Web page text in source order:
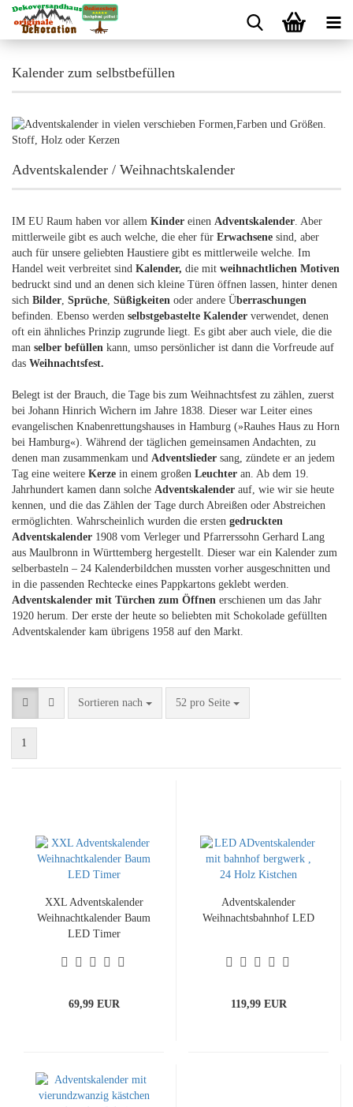
Kalender zum selbstbefüllen
Adventskalender / Weihnachtskalender
IM EU Raum haben vor allem Kinder einen Adventskalender. Aber
mittlerweile gibt es auch welche, die eher für Erwachsene sind, aber
auch für unsere geliebten Haustiere gibt es mittlerweile welche. Im
Handel weit verbreitet sind Kalender, die mit weihnachtlichen Motiven
bedruckt sind und an denen sich kleine Türen öffnen lassen, hinter denen
sich Bilder, Sprüche, Süßigkeiten oder andere Überraschungen
befinden. Ebenso werden selbstgebastelte Kalender verwendet, denen
oft ein ähnliches Prinzip zugrunde liegt. Es gibt aber auch viele, die die
man selber befüllen kann, umso persönlicher ist dann die Vorfreude auf
das Weihnachtsfest.
Belegt ist der Brauch, die Tage bis zum Weihnachtsfest zu zählen, zuerst
bei Johann Hinrich Wichern im Jahre 1838. Dieser war Leiter eines
evangelischen Knabenrettungshauses in Hamburg (»Rauhes Haus zu Horn
bei Hamburg«). Während der täglichen gemeinsamen Andachten, zu
denen man zusammenkam und Adventslieder sang, zündete er an jedem
Tag eine weitere Kerze in einem großen Leuchter an. Ab dem 19.
Jahrhundert kamen dann solche Adventskalender auf, wie wir sie heute
kennen, und die das Zählen der Tage durch Abreißen oder Abstreichen
ermöglichten. Wahrscheinlich wurden die ersten gedruckten
Adventskalender 1908 vom Verleger und Pfarrerssohn Gerhard Lang
aus Maulbronn in Württemberg hergestellt. Dieser war ein Kalender zum
selberbasteln – 24 Kalenderbildchen mussten vorher ausgeschnitten und
in die passenden Rechtecke eines Pappkartons geklebt werden.
Adventskalender mit Türchen zum Öffnen erschienen um das Jahr
1920 herum. Der erste der heute so beliebten mit Schokolade gefüllten
Adventskalender kam übrigens 1958 auf den Markt.
Sortieren nach
Sortieren nach 52 pro Seite
pro Seite
1
XXL Adventskalender
Weihnachtkalender Baum
LED Timer
69,99 EUR
Adventskalender
Weihnachtsbahnhof LED
119,99 EUR